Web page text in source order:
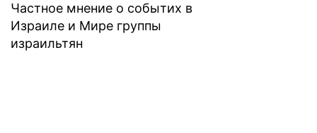
Частное мнение о событих в
Израиле и Мире группы
израильтян